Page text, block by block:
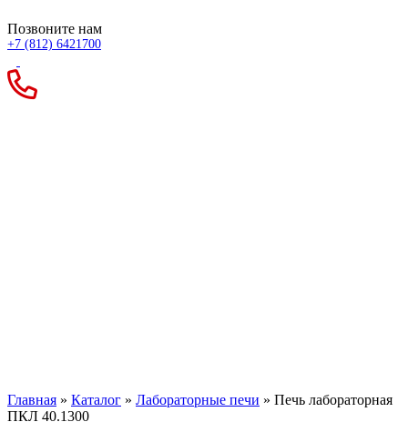
Позвоните нам
+7 (812) 6421700
Главная » Каталог » Лабораторные печи » Печь лабораторная
ПКЛ 40.1300